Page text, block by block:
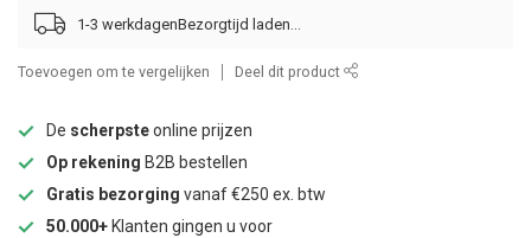
1-3 werkdagen
Toevoegen om te vergelijken Deel dit product
De scherpsteonline prijzen
Op rekening B2B bestellen
Gratis bezorging vanaf €250 ex. btw
50.000+ Klanten gingen u voor